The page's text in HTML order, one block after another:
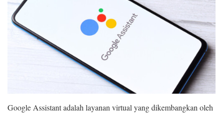
Google Assistant adalah layanan virtual yang dikembangkan oleh